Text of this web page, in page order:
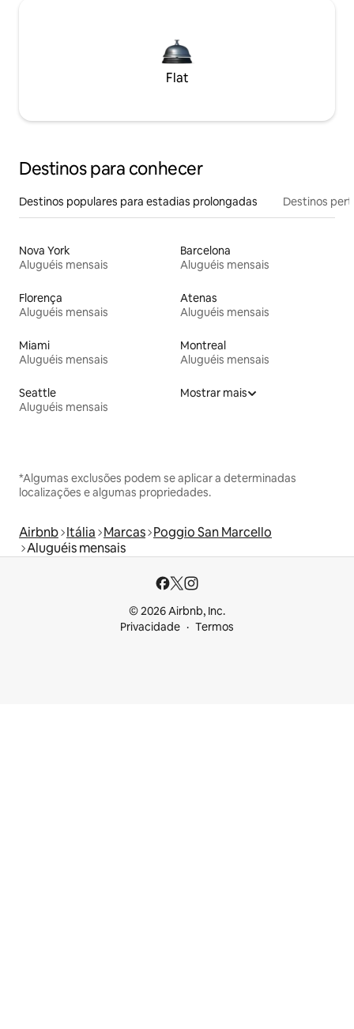
Flat
Destinos para conhecer
Destinos populares para estadias prolongadas Destinos
Nova York
Aluguéis mensais
Barcelona
Aluguéis mensais
Florença
Aluguéis mensais
Atenas
Aluguéis mensais
Miami
Aluguéis mensais
Montreal
Aluguéis mensais
Seattle
Aluguéis mensais
Mostrar mais
*Algumas exclusões podem se aplicar a determinadas
localizações e algumas propriedades.
Airbnb Itália Marcas Poggio San Marcello
Aluguéis mensais
© 2026 Airbnb, Inc.
Privacidade
Termos